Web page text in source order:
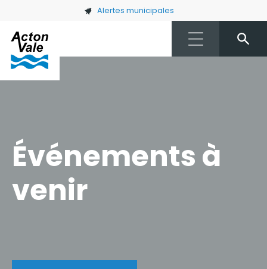
Skip to main content Alertes municipales
Événements à
venir